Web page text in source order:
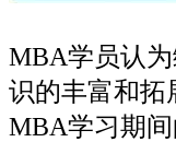
MBA学员认
识的丰富和拓
MBA学习期间